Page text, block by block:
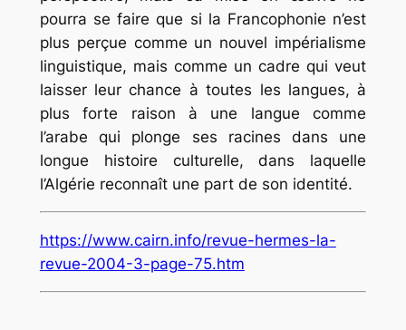
pourra se faire que si la Francophonie n’est
plus perçue comme un nouvel impérialisme
linguistique, mais comme un cadre qui veut
laisser leur chance à toutes les langues, à
plus forte raison à une langue comme
l’arabe qui plonge ses racines dans une
longue histoire culturelle, dans laquelle
l’Algérie reconnaît une part de son identité.
https://www.cairn.info/revue-hermes-la-
revue-2004-3-page-75.htm